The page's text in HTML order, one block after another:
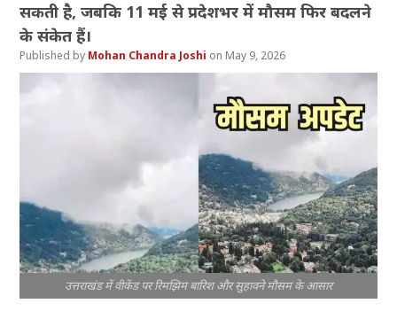
सकती है, जबकि 11 मई से प्रदेशभर में मौसम फिर बदलने
के संकेत हैं।
Mohan Chandra Joshi May 9, 2026
उत्तराखंड में वीकेंड पर रिमझिम बारिश और सुहावने मौसम के आसार